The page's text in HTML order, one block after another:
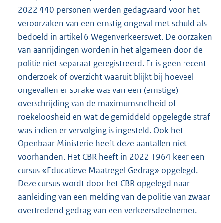
2022 440 personen werden gedagvaard voor het
veroorzaken van een ernstig ongeval met schuld als
bedoeld in artikel 6 Wegenverkeerswet. De oorzaken
van aanrijdingen worden in het algemeen door de
politie niet separaat geregistreerd. Er is geen recent
onderzoek of overzicht waaruit blijkt bij hoeveel
ongevallen er sprake was van een (ernstige)
overschrijding van de maximumsnelheid of
roekeloosheid en wat de gemiddeld opgelegde straf
was indien er vervolging is ingesteld. Ook het
Openbaar Ministerie heeft deze aantallen niet
voorhanden. Het CBR heeft in 2022 1964 keer een
cursus «Educatieve Maatregel Gedrag» opgelegd.
Deze cursus wordt door het CBR opgelegd naar
aanleiding van een melding van de politie van zwaar
overtredend gedrag van een verkeersdeelnemer.